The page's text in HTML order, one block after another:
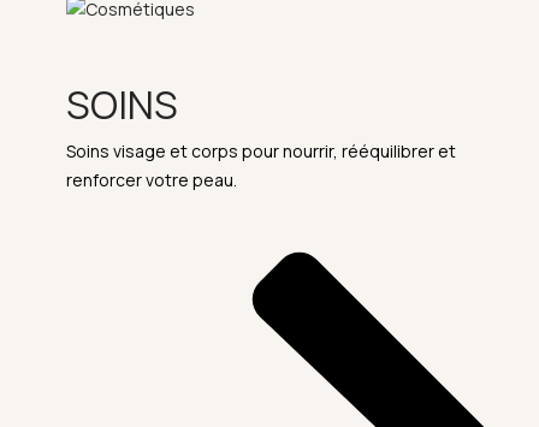
SOINS
Soins visage et corps pour nourrir, rééquilibrer et
renforcer votre peau.